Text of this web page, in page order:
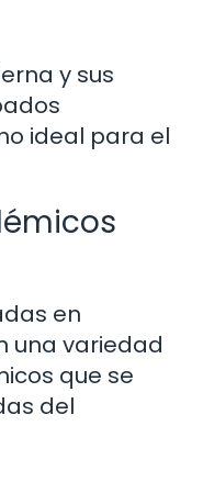
y sus
ideal para el
en
una variedad
que se
del